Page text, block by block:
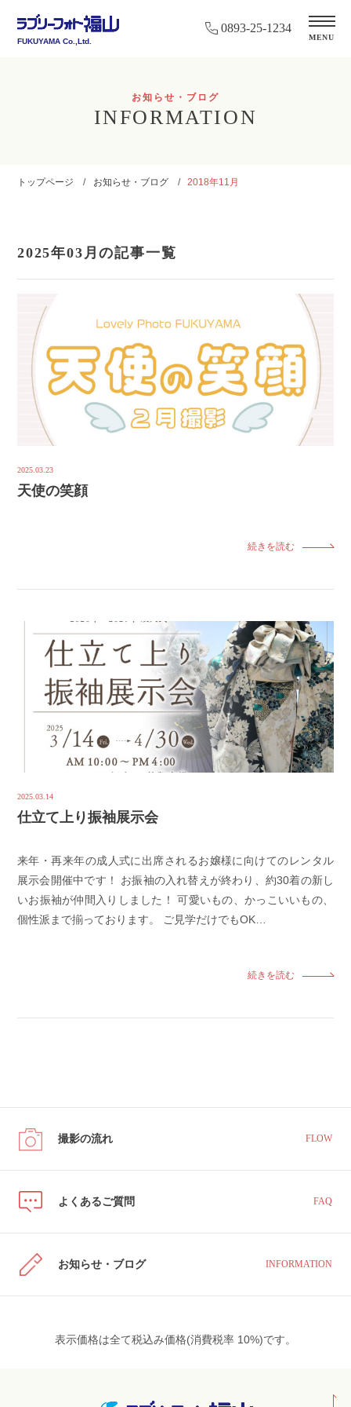
FUKUYAMA Co.,Ltd.
0893-25-1234
MENU
お知らせ・ブログ
INFORMATION
トップページ お知らせ・ブログ 2018年11月
2025年03月の記事一覧
2025.03.23
天使の笑顔
続きを読む
2025.03.14
仕立て上り振袖展示会
来年・再来年の成人式に出席されるお嬢様に向けてのレンタル
展示会開催中です！ お振袖の入れ替えが終わり、約30着の新し
いお振袖が仲間入りしました！ 可愛いもの、かっこいいもの、
個性派まで揃っております。 ご見学だけでもOK…
続きを読む
撮影の流れ FLOW
よくあるご質問 FAQ
お知らせ・ブログ INFORMATION
表示価格は全て税込み価格(消費税率 10%)です。